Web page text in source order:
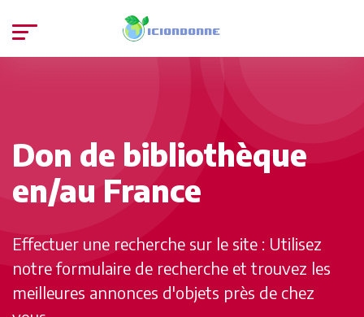
Don de bibliothèque
en/au France
Effectuer une recherche sur le site : Utilisez
notre formulaire de recherche et trouvez les
meilleures annonces d'objets près de chez